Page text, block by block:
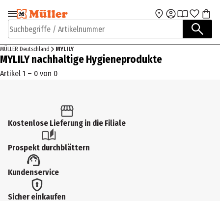
Zur Navigation
springen
Zum Hauptinhalt
Suchbegriffe / Artikelnummer
MÜLLER Deutschland MYLILY
MYLILY nachhaltige Hygieneprodukte
Artikel 1 – 0 von 0
Kostenlose Lieferung in die Filiale
Prospekt durchblättern
Kundenservice
Sicher einkaufen